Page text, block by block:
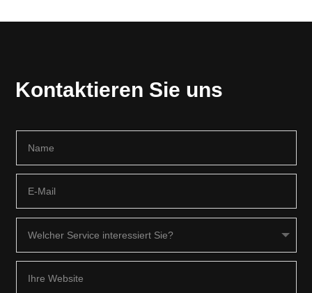
Kontaktieren Sie uns